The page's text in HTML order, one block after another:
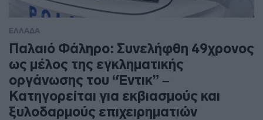
ΕΛΛΑΔΑ
Παλαιό Φάληρο: Συνελήφθη 49χρονος
ως μέλος της εγκληματικής
οργάνωσης του “Έντικ” –
Κατηγορείται για εκβιασμούς και
ξυλοδαρμούς επιχειρηματιών